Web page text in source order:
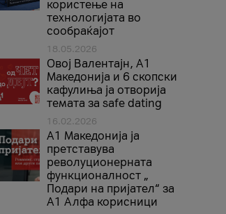
користење на
технологијата во
сообраќајот
18.05.2026
Овој Валентајн, A1
Македонија и 6 скопски
кафулиња ја отворија
темата за safe dating
16.02.2026
А1 Македонија ја
претставува
револуционерната
функционалност „
Подари на пријател“ за
А1 Алфа корисници